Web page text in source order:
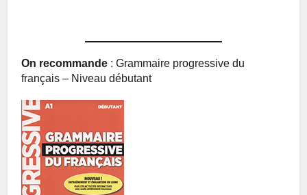
On recommande : Grammaire progressive du
français – Niveau débutant